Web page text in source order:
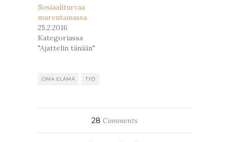
Sosiaaliturvaa
murentamassa
25.2.2016
Kategoriassa
"Ajattelin tänään"
OMA ELÄMÄ TYÖ
28 Comments